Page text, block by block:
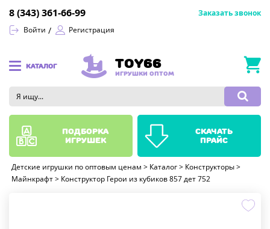
Войти Регистрация
8 (343) 361-66-99 Заказать звонок
КАТАЛОГ TOY66
ИГРУШКИ ОПТОМ
Детские игрушки по оптовым ценам > Каталог > Конструкторы >
Майнкрафт > Конструктор Герои из кубиков 857 дет 752
подборка
игрушек
скачать
прайс